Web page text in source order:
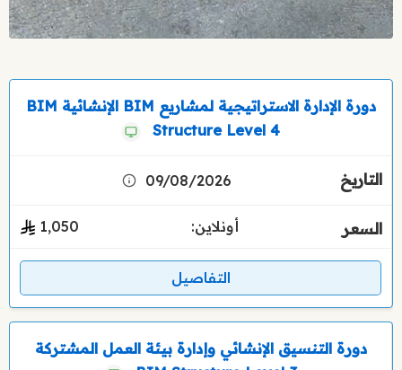
دورة الإدارة الاستراتيجية لمشاريع BIM الإنشائية BIM
Structure Level 4
09/08/2026
أونلاين: 1٬050
التفاصيل
دورة التنسيق الإنشائي وإدارة بيئة العمل المشتركة